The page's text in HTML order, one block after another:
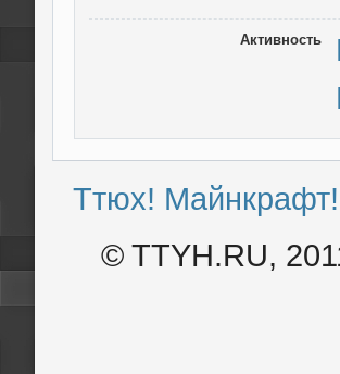
Активность
Ттюх! Майнкрафт!
© TTYH.RU,